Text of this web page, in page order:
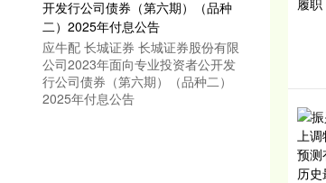
应牛配 长城证券 长城证券股份有限
公司2023年面向专业投资者公开发
行公司债券（第六期）（品种二）
2025年付息公告